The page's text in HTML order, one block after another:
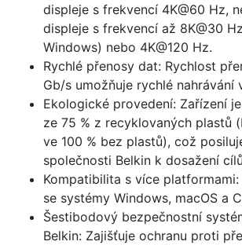
displeje s frekvencí 4K@60 Hz,
displeje s frekvencí až 8K@30
Windows) nebo 4K@120 Hz.
Rychlé přenosy dat: Rychlost
Gb/s umožňuje rychlé nahrávání
Ekologické provedení: Zařízení
ze 75 % z recyklovaných plastů
ve 100 % bez plastů), což
společnosti Belkin k dosažení
Kompatibilita s více platformami:
se systémy Windows, macOS a
Šestibodový bezpečnostní
Belkin: Zajišťuje ochranu proti